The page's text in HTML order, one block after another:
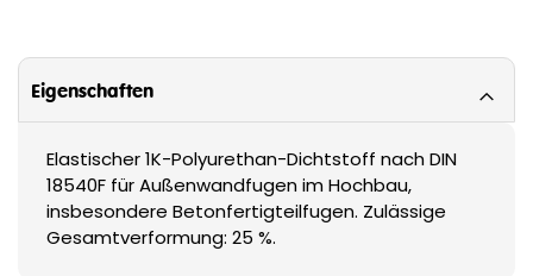
Eigenschaften
Elastischer 1K-Polyurethan-Dichtstoff nach DIN
18540F für Außenwandfugen im Hochbau,
insbesondere Betonfertigteilfugen. Zulässige
Gesamtverformung: 25 %.